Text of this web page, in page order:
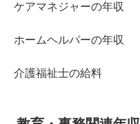
ケアマネジャーの年収
ホームヘルパーの年収
介護福祉士の給料